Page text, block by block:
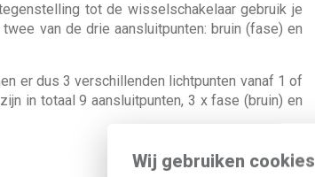
Wij gebruiken cookies
tot de wisselschakelaar gebruik je
van de drie aansluitpunten: bruin (fase) en
er dus 3 verschillenden lichtpunten vanaf 1 of
in totaal 9 aansluitpunten, 3 x fase (bruin) en